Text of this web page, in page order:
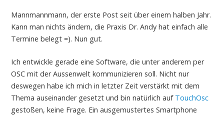
Mannmannmann, der erste Post seit über einem halben Jahr.
Kann man nichts ändern, die Praxis Dr. Andy hat einfach alle
Termine belegt =). Nun gut.
Ich entwickle gerade eine Software, die unter anderem per
OSC mit der Aussenwelt kommunizieren soll. Nicht nur
deswegen habe ich mich in letzter Zeit verstärkt mit dem
Thema auseinander gesetzt und bin natürlich auf TouchOsc
gestoßen, keine Frage. Ein ausgemustertes Smartphone